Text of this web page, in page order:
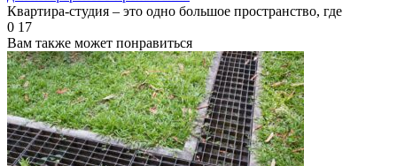
Квартира-студия – это одно большое пространство, где
0 17
Вам также может понравиться